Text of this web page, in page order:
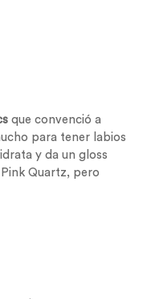
que convenció a
para tener labios
y da un gloss
Quartz, pero